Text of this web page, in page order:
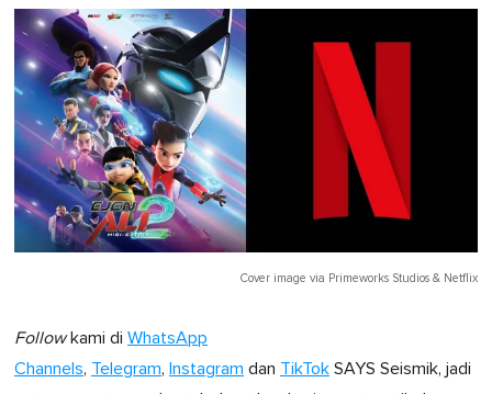
Cover image via Primeworks Studios & Netflix
Followkami di WhatsApp
Channels, Telegram, Instagram dan TikTok SAYS Seismik, jadi